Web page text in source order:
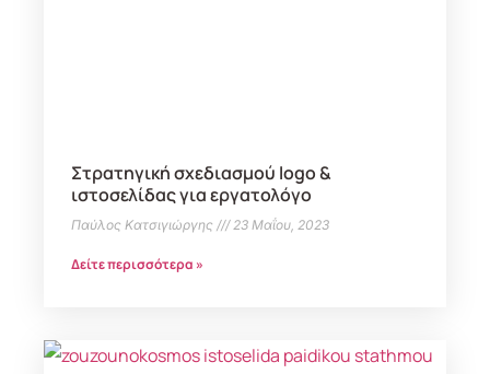
Στρατηγική σχεδιασμού logo &
ιστοσελίδας για εργατολόγο
Παύλος Κατσιγιώργης 23 Μαΐου, 2023
Δείτε περισσότερα »